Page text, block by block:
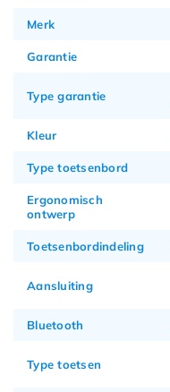
Merk
Garantie
Type garantie
Kleur
Type toetsenbord
Ergonomisch
ontwerp
Toetsenbordindeling
Aansluiting
Bluetooth
Type toetsen